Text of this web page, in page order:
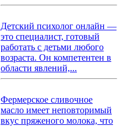
Детский психолог онлайн —
это специалист, готовый
работать с детьми любого
возраста. Он компетентен в
области явлений,...
Фермерское сливочное
масло имеет неповторимый
вкус пряженого молока, что